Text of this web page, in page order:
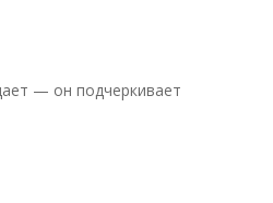
— он подчеркивает